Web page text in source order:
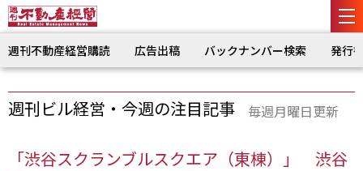
週刊不動産経営購読 広告出稿 バックナンバー検索 発行
週刊ビル経営・今週の注目記事 毎週月曜日更新
「渋谷スクランブルスクエア（東棟）」 渋谷